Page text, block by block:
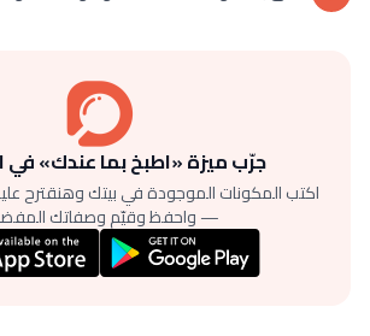
جرّب ميزة «اطبخ بما عندك» في
اكتب المكونات الموجودة في بيتك وهنقترح
— واحفظ وقيّم وصفاتك